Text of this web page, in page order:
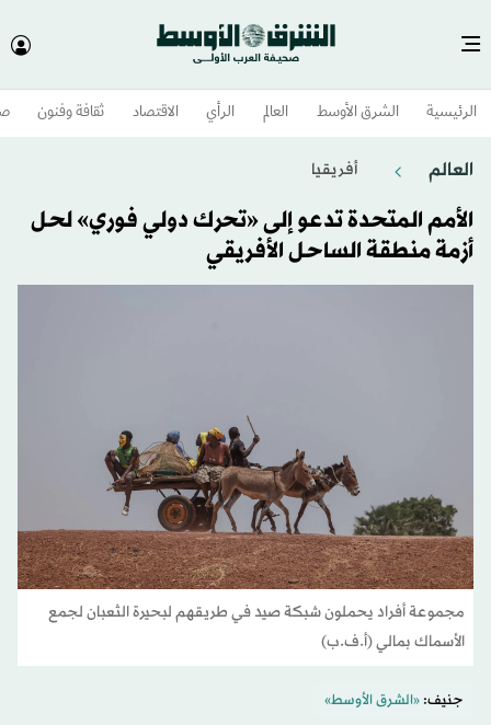
الرئيسية الشرق الأوسط​ العالم الرأي الاقتصاد ثقافة وفنون
العالم أفريقيا
الأمم المتحدة تدعو إلى «تحرك دولي فوري» لحل
أزمة منطقة الساحل الأفريقي
مجموعة أفراد يحملون شبكة صيد في طريقهم لبحيرة الثعبان لجمع
الأسماك بمالي (أ.ف.ب)
جنيف:«الشرق الأوسط»